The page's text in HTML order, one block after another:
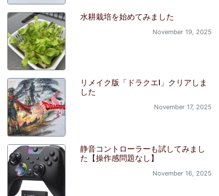
水耕栽培を始めてみました
November 19, 2025
リメイク版「ドラクエI」クリアしま
した
November 17, 2025
静音コントローラーも試してみまし
た【操作感問題なし】
November 16, 2025